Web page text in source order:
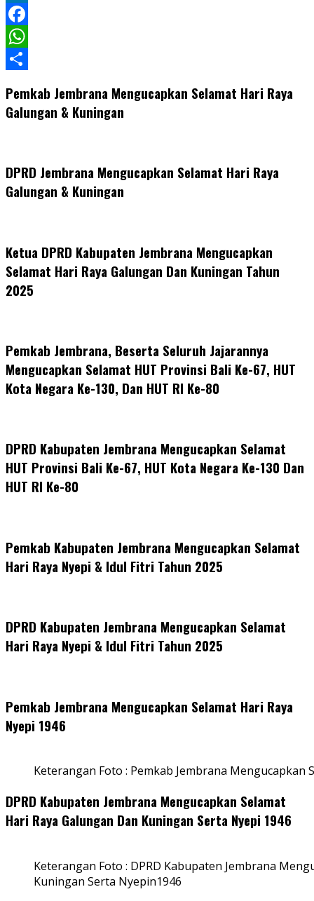
LinkedIn
Facebook
WhatsApp
Pemkab Jembrana Mengucapkan Selamat Hari Raya
Galungan & Kuningan
DPRD Jembrana Mengucapkan Selamat Hari Raya
Galungan & Kuningan
Ketua DPRD Kabupaten Jembrana Mengucapkan
Selamat Hari Raya Galungan Dan Kuningan Tahun
2025
Pemkab Jembrana, Beserta Seluruh Jajarannya
Mengucapkan Selamat HUT Provinsi Bali Ke-67, HUT
Kota Negara Ke-130, Dan HUT RI Ke-80
DPRD Kabupaten Jembrana Mengucapkan Selamat
HUT Provinsi Bali Ke-67, HUT Kota Negara Ke-130 Dan
HUT RI Ke-80
Pemkab Kabupaten Jembrana Mengucapkan Selamat
Hari Raya Nyepi & Idul Fitri Tahun 2025
DPRD Kabupaten Jembrana Mengucapkan Selamat
Hari Raya Nyepi & Idul Fitri Tahun 2025
Pemkab Jembrana Mengucapkan Selamat Hari Raya
Nyepi 1946
Keterangan Foto : Pemkab Jembrana Mengucapkan
DPRD Kabupaten Jembrana Mengucapkan Selamat
Hari Raya Galungan Dan Kuningan Serta Nyepi 1946
Keterangan Foto : DPRD Kabupaten Jembrana
Kuningan Serta Nyepin1946